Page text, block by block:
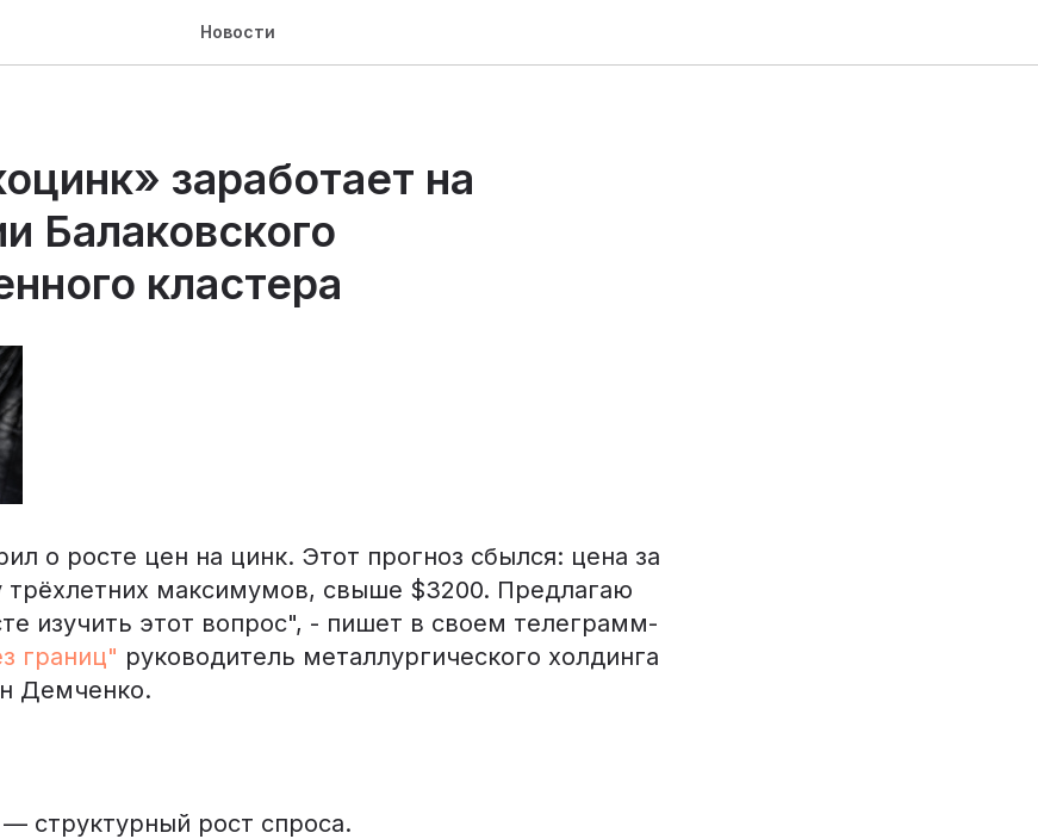
Новости
заработает на
Балаковского
кластера
о росте цен на цинк. Этот прогноз сбылся: цена за
трёхлетних максимумов, свыше $3200. Предлагаю
изучить этот вопрос", - пишет в своем телеграмм-
границ" руководитель металлургического холдинга
Демченко.
структурный рост спроса.